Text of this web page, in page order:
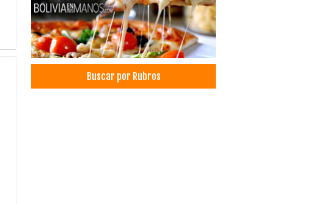
Diseño de Interiores
Césped Sintético
Comunicación Estratégica
Comunicación
Comunicación Corporativa
Eventos y ComunicaciónBuscar por Rubros